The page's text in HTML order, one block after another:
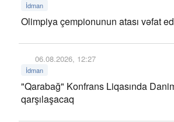
İdman
Olimpiya çempionunun atası vəfat
06.08.2026, 12:27
İdman
"Qarabağ" Konfrans Liqasında
qarşılaşacaq